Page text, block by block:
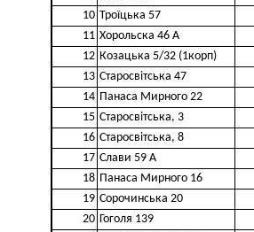
10 Троїцька 57
11 Хорольска 46 А
12 Козацька 5/32 (1корп)
13 Старосвітська 47
14 Панаса Мирного 22
15 Старосвітська, 3
16 Старосвітська, 8
17 Слави 59 А
18 Панаса Мирного 16
19 Сорочинська 20
20 Гоголя 139